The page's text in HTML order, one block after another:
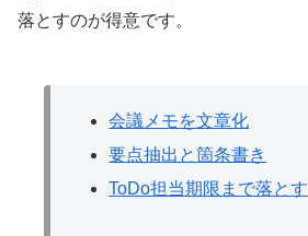
落とすのが得意です。
会議メモを文章化
要点抽出と箇条書き
ToDo担当期限まで落とす